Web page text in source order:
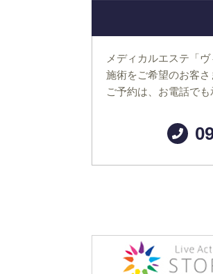
メディカルエステ「
施術をご希望のお客さ
ご予約は、お電話でも